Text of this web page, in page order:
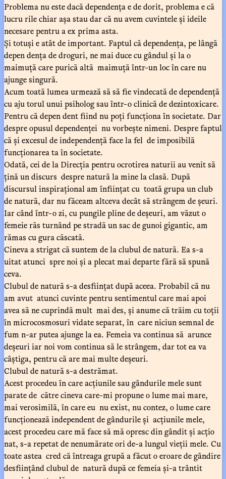
Problema nu este dacă dependența e de dorit, problema e că
lucru rile chiar așa stau dar că nu avem cuvintele și ideile
necesare pentru a ex prima asta.
Și totuși e atât de important. Faptul că dependența, pe lângă
depen dența de droguri, ne mai duce cu gândul și la o
maimuță care purică altă maimuță într-un loc în care nu
ajunge singură.
Acum toată lumea urmează să să fie vindecată de dependență
cu aju torul unui psiholog sau într-o clinică de dezintoxicare.
Pentru că depen dent fiind nu poți funcționa în societate. Dar
despre opusul dependenței nu vorbește nimeni. Despre faptul
că și excesul de independență face la fel de imposibilă
funcționarea ta în societate.
Odată, cei de la Direcția pentru ocrotirea naturii au venit să
țină un discurs despre natură la mine la clasă. După
discursul inspirațional am înființat cu toată grupa un club
de natură, dar nu făceam altceva decât să strângem de șeuri.
Iar când într-o zi, cu pungile pline de deșeuri, am văzut o
femeie răs turnând pe stradă un sac de gunoi gigantic, am
rămas cu gura căscată.
Cineva a strigat că suntem de la clubul de natură. Ea s-a
uitat atunci spre noi și a plecat mai departe fără să spună
ceva.
Clubul de natură s-a desființat după aceea. Probabil că nu
am avut atunci cuvinte pentru sentimentul care mai apoi
avea să ne cuprindă mult mai des, și anume că trăim cu toții
în microcosmosuri vidate separat, în care niciun semnal de
fum n-ar putea ajunge la ea. Femeia va continua să arunce
deșeuri iar noi vom continua să le strângem, dar tot ea va
câștiga, pentru că are mai multe deșeuri.
Clubul de natură s-a destrămat.
Acest procedeu în care acțiunile sau gândurile mele sunt
parate de către cineva care-mi propune o lume mai mare,
mai verosimilă, în care eu nu exist, nu contez, o lume care
funcționează independent de gândurile și acțiunile mele,
acest procedeu care mă face să mă opresc din gândit și acțio
nat, s-a repetat de nenumărate ori de-a lungul vieții mele. Cu
toate astea cred că întreaga grupă a făcut o eroare de gândire
desființând clubul de natură după ce femeia și-a trântit